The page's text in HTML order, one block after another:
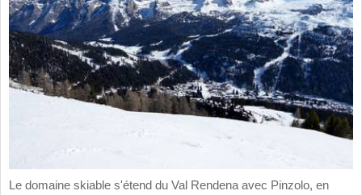
Le domaine skiable s'étend du Val Rendena avec Pinzolo, en